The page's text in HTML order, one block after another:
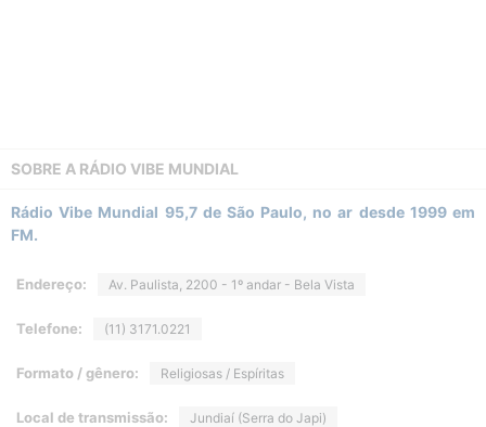
SOBRE A RÁDIO VIBE MUNDIAL
Rádio Vibe Mundial 95,7 de São Paulo, no ar desde 1999 em
FM.
Endereço: Av. Paulista, 2200 - 1º andar - Bela Vista
Telefone: (11) 3171.0221
Formato / gênero: Religiosas / Espíritas
Local de transmissão: Jundiaí (Serra do Japi)